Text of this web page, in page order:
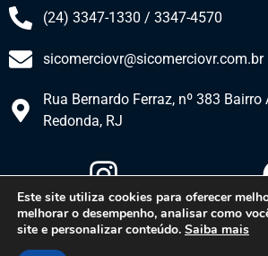
(24) 3347-1330 / 3347-4570
sicomerciovr@sicomerciovr.com.br
Rua Bernardo Ferraz, nº 383 Bairro
Redonda, RJ​
Este site utiliza cookies para oferecer
melhorar o desempenho, analisar como
site e personalizar conteúdo. Saiba mais